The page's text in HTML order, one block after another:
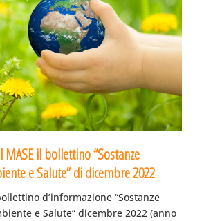
il bollettino “Sostanze
e Salute” di dicembre 2022
d’informazione “Sostanze
e Salute” dicembre 2022 (anno